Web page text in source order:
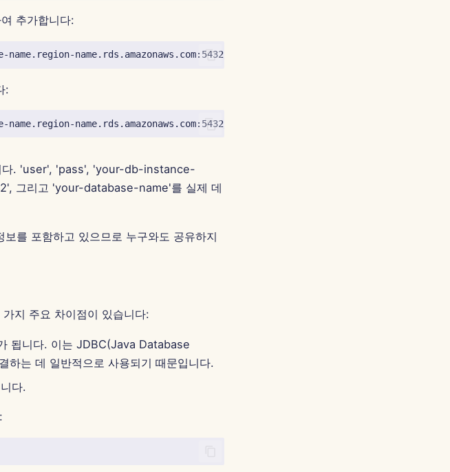
추가합니다:
:
다. 'user', 'pass', 'your-db-instance-
그리고 'your-database-name'를 실제 데
를 포함하고 있으므로 누구와도 공유하지
지 주요 차이점이 있습니다:
됩니다. 이는 JDBC(Java Database
는 데 일반적으로 사용되기 때문입니다.
다.